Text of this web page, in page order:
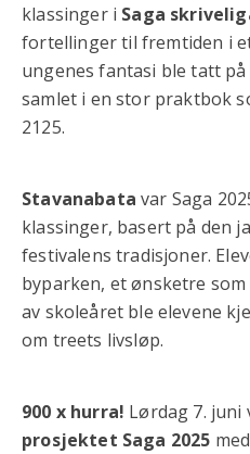
klassinger i Saga
fortellinger til fremtiden i
ungenes fantasi ble tatt
samlet i en stor praktbok
2125.
Stavanabata var Saga
klassinger, basert på den
festivalens tradisjoner.
byparken, et ønsketre
av skoleåret ble elevene
om treets livsløp.
900 x hurra! Lørdag 7. juni
prosjektet Saga 2025